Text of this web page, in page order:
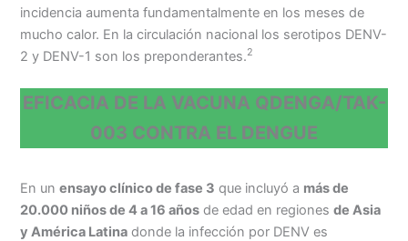
incidencia aumenta fundamentalmente en los meses de
mucho calor. En la circulación nacional los serotipos DENV-
2 y DENV-1 son los preponderantes.2
EFICACIA DE LA VACUNA QDENGA/TAK-
003 CONTRA EL DENGUE
En unensayo clínico de fase 3 que incluyó a más de
20.000 niños de 4 a 16 años de edad en regionesde Asia
y América Latina donde la infección por DENV es